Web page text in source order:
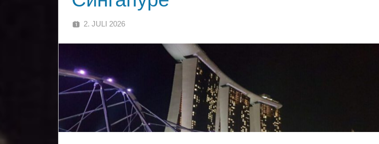
Singabiz®
Международные
услуги
по
защите
в
Европе
и
Америке.
Комплексное
решение
для
всех
2. JULI 2026